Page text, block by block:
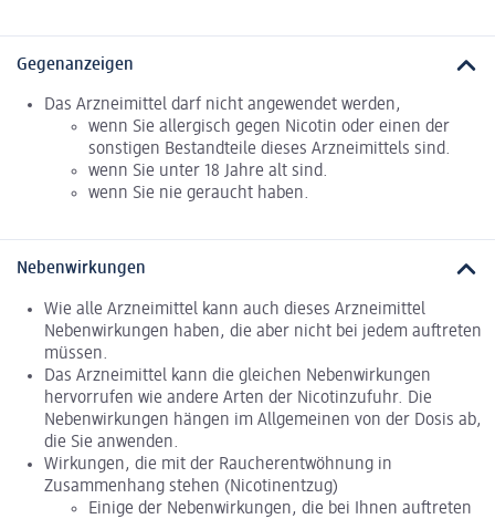
Gegenanzeigen
Das Arzneimittel darf nicht angewendet werden,
wenn Sie allergisch gegen Nicotin oder einen der
sonstigen Bestandteile dieses Arzneimittels sind.
wenn Sie unter 18 Jahre alt sind.
wenn Sie nie geraucht haben.
Nebenwirkungen
Wie alle Arzneimittel kann auch dieses Arzneimittel
Nebenwirkungen haben, die aber nicht bei jedem auftreten
müssen.
Das Arzneimittel kann die gleichen Nebenwirkungen
hervorrufen wie andere Arten der Nicotinzufuhr. Die
Nebenwirkungen hängen im Allgemeinen von der Dosis ab,
die Sie anwenden.
Wirkungen, die mit der Raucherentwöhnung in
Zusammenhang stehen (Nicotinentzug)
Einige der Nebenwirkungen, die bei Ihnen auftreten